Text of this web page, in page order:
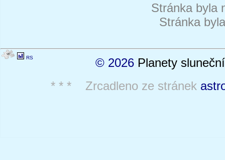
Stránka byla
Stránka
RS © 2026 Planety
* * * Zrcadleno ze stránek